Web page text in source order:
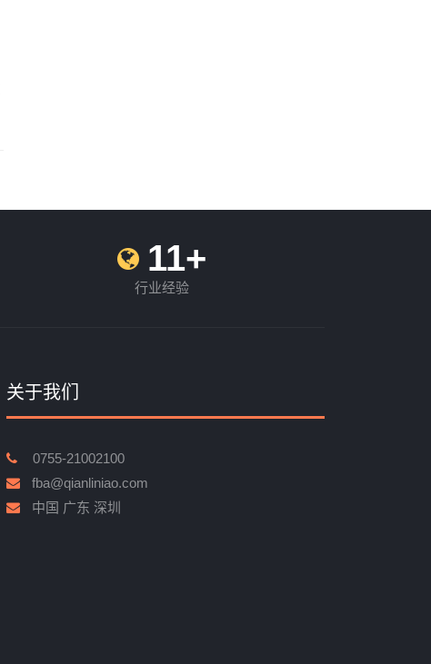
11+
行业经验
关于我们
0755-21002100
fba@qianliniao.com
中国 广东 深圳